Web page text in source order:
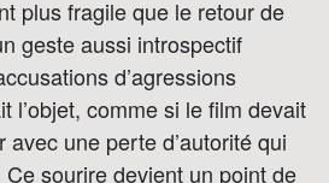
plus fragile que le retour de
geste aussi introspectif
d’agressions
l’objet, comme si le film devait
une perte d’autorité qui
sourire devient un point de